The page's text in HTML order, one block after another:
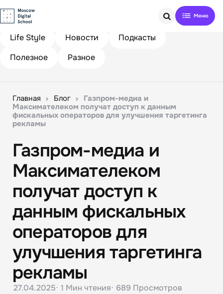
Search
Life Style
Новости
Подкасты
Полезное
Разное
Главная Блог
Газпром-медиа и
Максимателеком получат доступ к данным
фискальных операторов для улучшения таргетинга
рекламы
Газпром-медиа и
Максимателеком
получат доступ к
данным фискальных
операторов для
улучшения таргетинга
рекламы
27.04.2025 1 Мин чтения 689 Просмотров